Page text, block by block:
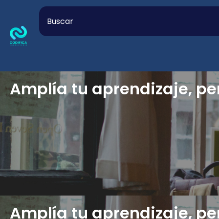
Amplía tu aprendizaje,
Amplía tu aprendizaje,